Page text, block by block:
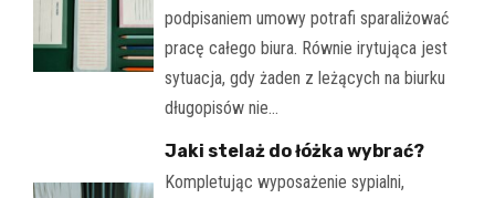
podpisaniem umowy potrafi sparaliżować
pracę całego biura. Równie irytująca jest
sytuacja, gdy żaden z leżących na biurku
długopisów nie…
Jaki stelaż do łóżka wybrać?
Kompletując wyposażenie sypialni,